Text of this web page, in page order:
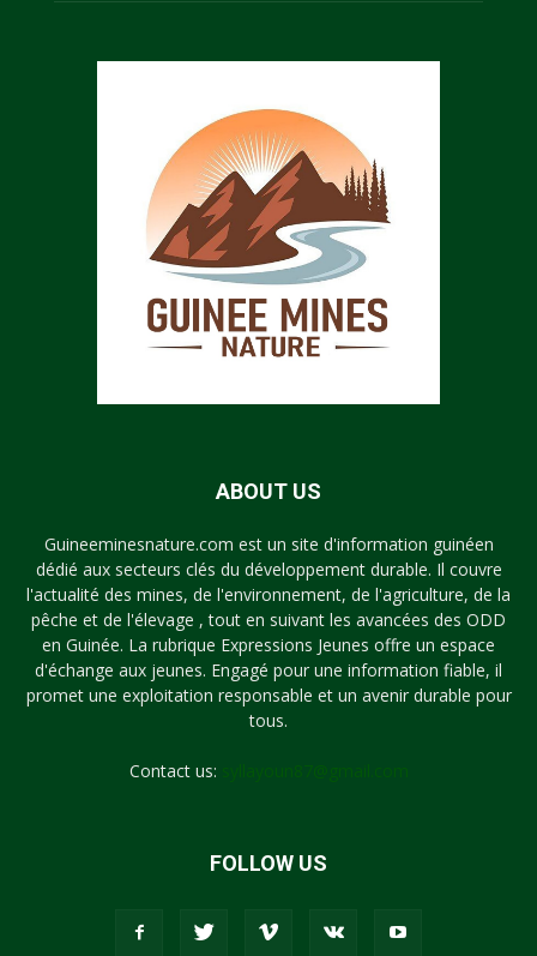
ABOUT US
Guineeminesnature.com est un site d'information guinéen
dédié aux secteurs clés du développement durable. Il couvre
l'actualité des mines, de l'environnement, de l'agriculture, de la
pêche et de l'élevage , tout en suivant les avancées des ODD
en Guinée. La rubrique Expressions Jeunes offre un espace
d'échange aux jeunes. Engagé pour une information fiable, il
promet une exploitation responsable et un avenir durable pour
tous.
Contact us:
FOLLOW US